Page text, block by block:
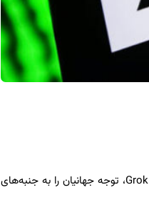
در روزهای اخیر، ایلان ماسک با انتشار چند ویدئوی هوش مصنوعی تولیدشده توسط ابزار جدید xAI به نام Grok Imagine، توجه جهانیان را به جنبه‌های